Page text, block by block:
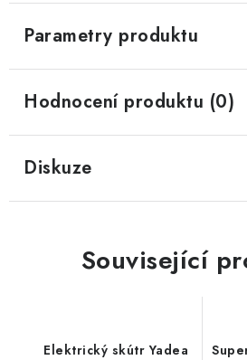
Parametry produktu
Hodnocení produktu (0)
Diskuze
Související
Elektrický skútr Yadea